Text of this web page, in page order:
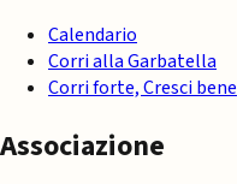
Calendario
Corri alla Garbatella
Corri forte, Cresci bene
Associazione